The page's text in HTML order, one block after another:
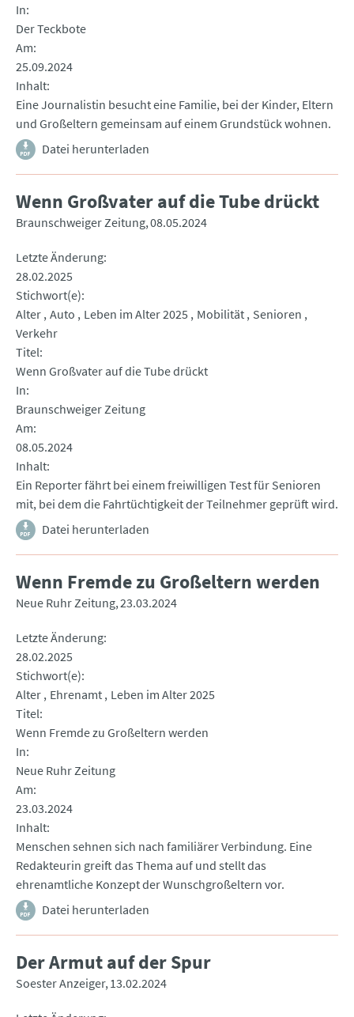
In
Der Teckbote
Am
25.09.2024
Inhalt
Eine Journalistin besucht eine Familie, bei der Kinder, Eltern
und Großeltern gemeinsam auf einem Grundstück wohnen.
Datei herunterladen
Wenn Großvater auf die Tube drückt
Braunschweiger Zeitung 08.05.2024
Letzte Änderung
28.02.2025
Stichwort(e)
Alter Auto Leben im Alter 2025 Mobilität Senioren
Verkehr
Titel
Wenn Großvater auf die Tube drückt
In
Braunschweiger Zeitung
Am
08.05.2024
Inhalt
Ein Reporter fährt bei einem freiwilligen Test für Senioren
mit, bei dem die Fahrtüchtigkeit der Teilnehmer geprüft wird.
Datei herunterladen
Wenn Fremde zu Großeltern werden
Neue Ruhr Zeitung 23.03.2024
Letzte Änderung
28.02.2025
Stichwort(e)
Alter Ehrenamt Leben im Alter 2025
Titel
Wenn Fremde zu Großeltern werden
In
Neue Ruhr Zeitung
Am
23.03.2024
Inhalt
Menschen sehnen sich nach familiärer Verbindung. Eine
Redakteurin greift das Thema auf und stellt das
ehrenamtliche Konzept der Wunschgroßeltern vor.
Datei herunterladen
Der Armut auf der Spur
Soester Anzeiger 13.02.2024